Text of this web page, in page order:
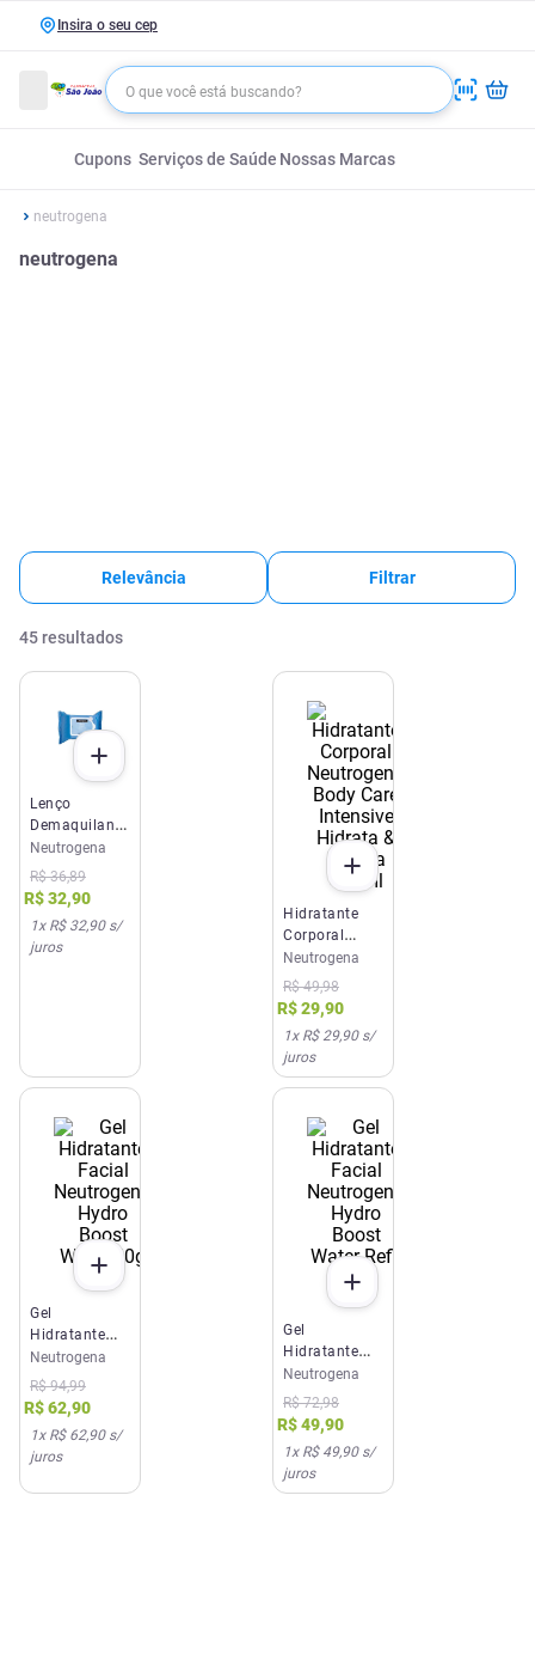
Insira o seu cep
Cupons Serviços de Saúde Nossas Marcas
neutrogena
neutrogena
Relevância Filtrar
45 resultados
Lenço
Demaquilante
Neutrogena
Deep Clean
25 Unidades
Neutrogena
R$ 36,89
R$32,90
1x R$ 32,90s/
juros
Hidratante
Corporal
Neutrogena
Body Care
Intensive
Hidrata &
Repara 400ml
Neutrogena
R$ 49,98
R$29,90
1x R$ 29,90s/
juros
Gel
Hidratante
Facial
Neutrogena
Hydro Boost
Water 50g
Neutrogena
R$ 94,99
R$62,90
1x R$ 62,90s/
juros
Gel
Hidratante
Facial
Neutrogena
Hydro Boost
Water Refil
50g
Neutrogena
R$ 72,98
R$49,90
1x R$ 49,90s/
juros